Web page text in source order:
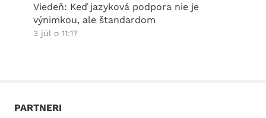
Viedeň: Keď jazyková podpora nie je
výnimkou, ale štandardom
3 júl o 11:17
PARTNERI